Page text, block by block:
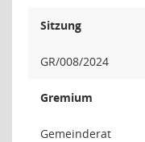
Sitzung
GR/008/2024
Gremium
Gemeinderat